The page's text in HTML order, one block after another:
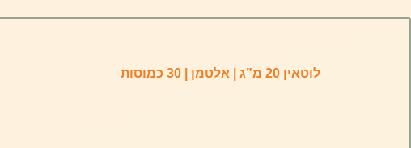
לוטאין 20 מ”ג | אלטמן | 30 כמוסות